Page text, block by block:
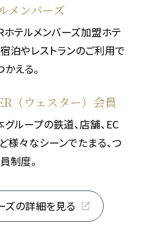
メンバーズ
テルメンバーズ加盟ホテ
泊やレストランのご利用で
かえる。
（ウェスター）会員
ループの鉄道、店舗、EC
様々なシーンでたまる、つ
制度。
ズの詳細を見る